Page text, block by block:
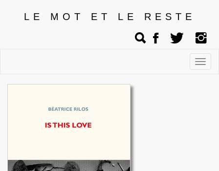
LE MOT ET LE RESTE